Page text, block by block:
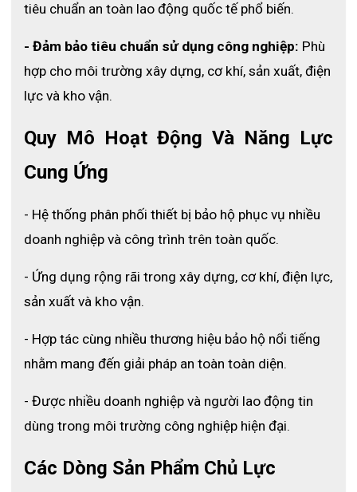
Đặc tính nổi bật
Không gian thở rộng, thông thoáng
Khẩu trang được thiết kế với vùng thở rộng, giúp luồng không
Thiết kế bền chắc, không đường may
tiêu chuẩn an toàn lao động quốc tế phổ biến.
- Đảm bảo tiêu chuẩn sử dụng công nghiệp: Phù
hợp cho môi trường xây dựng, cơ khí, sản xuất, điện
lực và kho vận.
Quy Mô Hoạt Động Và Năng Lực
Cung Ứng
- Hệ thống phân phối thiết bị bảo hộ phục vụ nhiều
doanh nghiệp và công trình trên toàn quốc.
- Ứng dụng rộng rãi trong xây dựng, cơ khí, điện lực,
sản xuất và kho vận.
- Hợp tác cùng nhiều thương hiệu bảo hộ nổi tiếng
nhằm mang đến giải pháp an toàn toàn diện.
- Được nhiều doanh nghiệp và người lao động tin
dùng trong môi trường công nghiệp hiện đại.
Các Dòng Sản Phẩm Chủ Lực